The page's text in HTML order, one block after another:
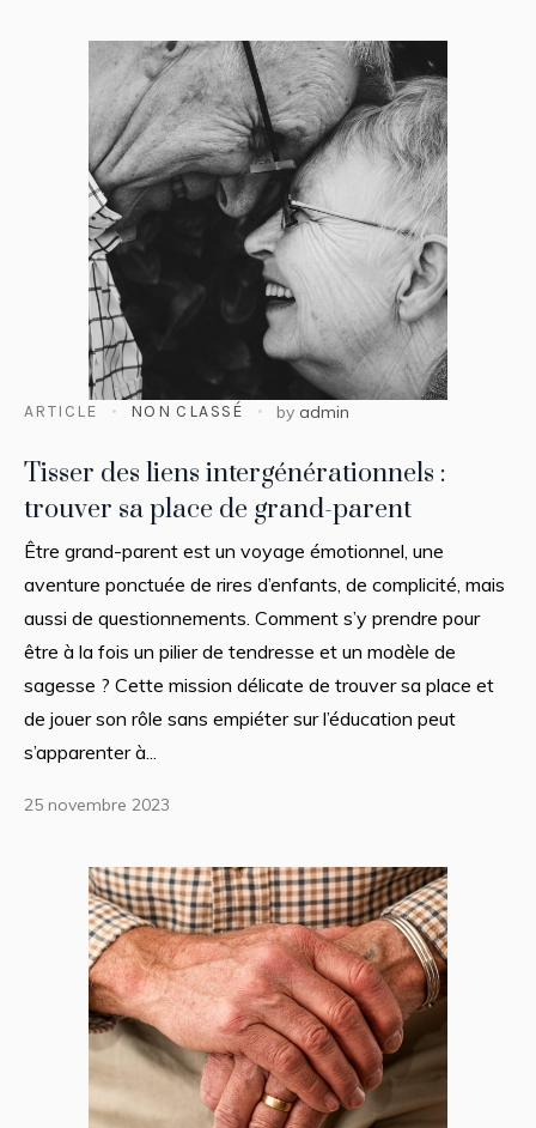
ARTICLE NON CLASSÉ by admin
Tisser des liens intergénérationnels :
trouver sa place de grand-parent
Être grand-parent est un voyage émotionnel, une
aventure ponctuée de rires d’enfants, de complicité, mais
aussi de questionnements. Comment s’y prendre pour
être à la fois un pilier de tendresse et un modèle de
sagesse ? Cette mission délicate de trouver sa place et
de jouer son rôle sans empiéter sur l’éducation peut
s’apparenter à...
25 novembre 2023